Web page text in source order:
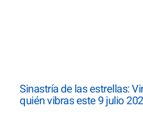
Sinastría de las estrellas:
quién vibras este 9 julio